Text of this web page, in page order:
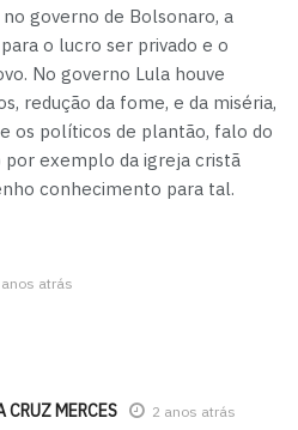
governo de Bolsonaro, a
o lucro ser privado e o
No governo Lula houve
redução da fome, e da miséria,
os políticos de plantão, falo do
exemplo da igreja cristã
conhecimento para tal.
anos atrás
CRUZ MERCES 2 anos atrás